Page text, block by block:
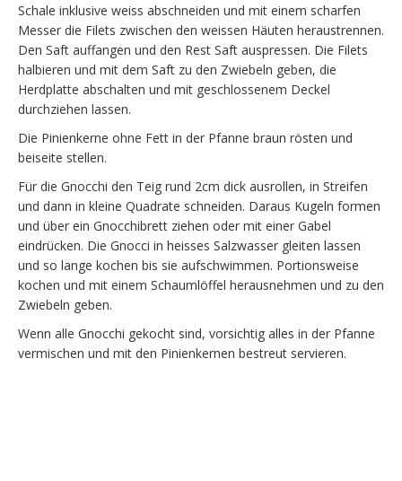
Schale inklusive weiss abschneiden und mit einem scharfen
Messer die Filets zwischen den weissen Häuten heraustrennen.
Den Saft auffangen und den Rest Saft auspressen. Die Filets
halbieren und mit dem Saft zu den Zwiebeln geben, die
Herdplatte abschalten und mit geschlossenem Deckel
durchziehen lassen.
Die Pinienkerne ohne Fett in der Pfanne braun rösten und
beiseite stellen.
Für die Gnocchi den Teig rund 2cm dick ausrollen, in Streifen
und dann in kleine Quadrate schneiden. Daraus Kugeln formen
und über ein Gnocchibrett ziehen oder mit einer Gabel
eindrücken. Die Gnocci in heisses Salzwasser gleiten lassen
und so lange kochen bis sie aufschwimmen. Portionsweise
kochen und mit einem Schaumlöffel herausnehmen und zu den
Zwiebeln geben.
Wenn alle Gnocchi gekocht sind, vorsichtig alles in der Pfanne
vermischen und mit den Pinienkernen bestreut servieren.